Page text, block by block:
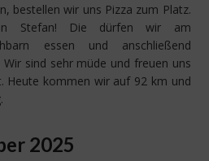
bestellen wir uns Pizza zum Platz.
Stefan! Die dürfen wir am
essen und anschließend
sind sehr müde und freuen uns
Heute kommen wir auf 92 km und
2025